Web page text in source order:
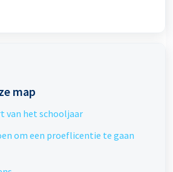
map
van het schooljaar
om een proeflicentie te gaan